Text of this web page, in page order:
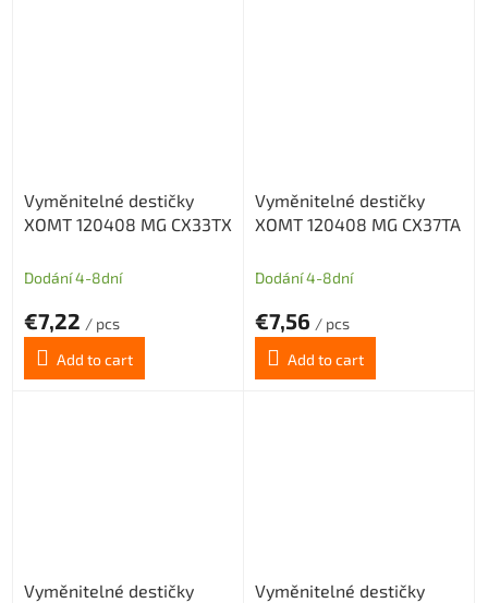
Vyměnitelné destičky
XOMT 120408 MG CX33TX
Dodání 4-8dní
€7,22 / pcs
Add to cart
Vyměnitelné destičky
XOMT 120408 MG CX37TA
Dodání 4-8dní
€7,56 / pcs
Add to cart
Vyměnitelné destičky
Vyměnitelné destičky